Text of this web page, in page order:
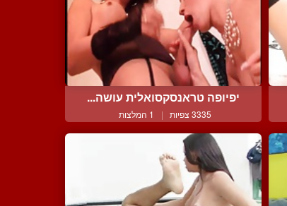
יפיופה טראנסקסואלית עושה...
3335 צפיות | 1 המלצות